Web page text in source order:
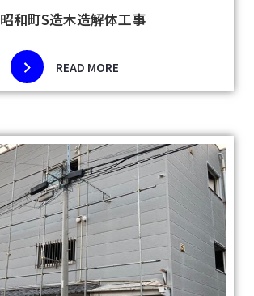
昭和町S造木造解体工事
READ MORE